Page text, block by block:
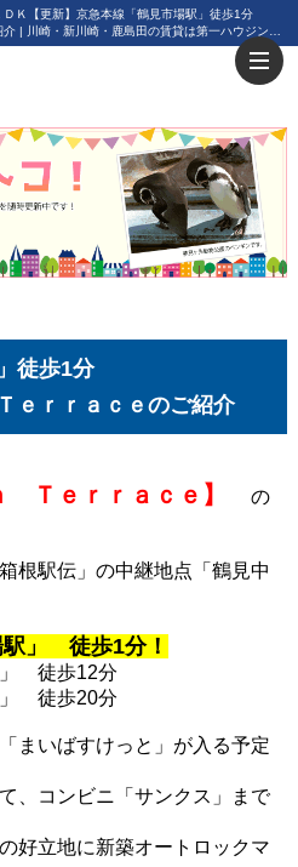
Ｋ【更新】京急本線「鶴見市場駅」徒歩1分
・鹿島田の賃貸は第一ハウジング株式会社にお任せ下さい！
徒歩1分
ｒｒａｃｅのご紹介
Ｔｅｒｒａｃｅ】
の
根駅伝」の中継地点「鶴見中
」 徒歩1分！
徒歩12分
徒歩20分
まいばすけっと」が入る予定
、コンビニ「サンクス」まで
好立地に新築オートロックマ